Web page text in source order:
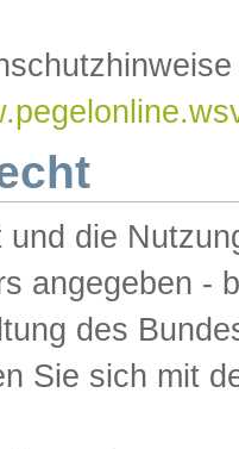
und die
angegeben -
des
Sie sich mit